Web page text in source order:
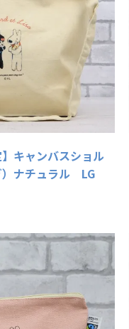
】キャンバスショル
）ナチュラル LG